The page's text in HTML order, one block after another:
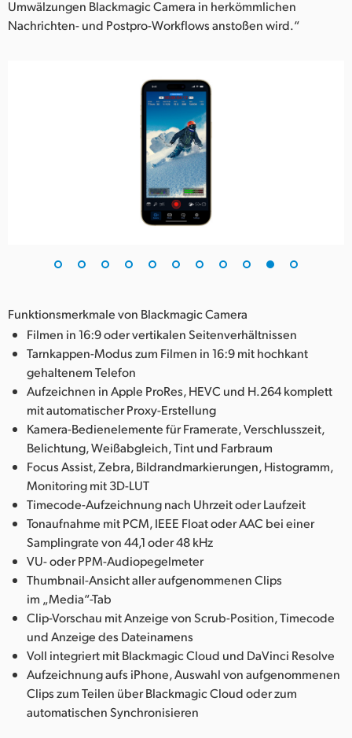
Umwälzungen Blackmagic Camera in herkömmlichen
Nachrichten- und Postpro-Workflows anstoßen wird.“
Funktionsmerkmale von Blackmagic Camera
Filmen in 16:9 oder vertikalen Seitenverhältnissen
Tarnkappen-Modus zum Filmen in 16:9 mit hochkant
gehaltenem Telefon
Aufzeichnen in Apple ProRes, HEVC und H.264 komplett
mit automatischer Proxy-Erstellung
Kamera-Bedienelemente für Framerate, Verschlusszeit,
Belichtung, Weißabgleich, Tint und Farbraum
Focus Assist, Zebra, Bildrandmarkierungen, Histogramm,
Monitoring mit 3D-LUT
Timecode-Aufzeichnung nach Uhrzeit oder Laufzeit
Tonaufnahme mit PCM, IEEE Float oder AAC bei einer
Samplingrate von 44,1 oder 48 kHz
VU- oder PPM-Audiopegelmeter
Thumbnail-Ansicht aller aufgenommenen Clips
im „Media“-Tab
Clip-Vorschau mit Anzeige von Scrub-Position, Timecode
und Anzeige des Dateinamens
Voll integriert mit Blackmagic Cloud und DaVinci Resolve
Aufzeichnung aufs iPhone, Auswahl von aufgenommenen
Clips zum Teilen über Blackmagic Cloud oder zum
automatischen Synchronisieren